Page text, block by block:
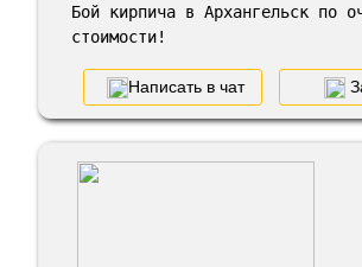
Бой кирпича в Архангельск по
стоимости!
Написать в чат